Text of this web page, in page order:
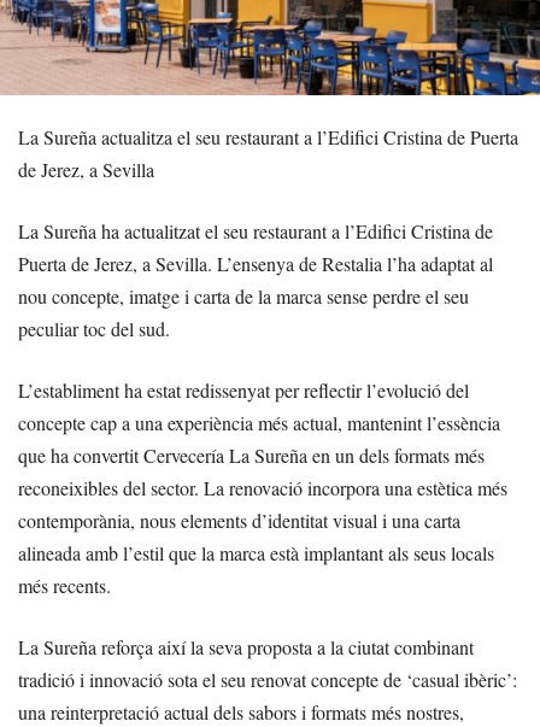
La Sureña actualitza el seu restaurant a l’Edifici Cristina de Puerta
de Jerez, a Sevilla
La Sureña ha actualitzat el seu restaurant a l’Edifici Cristina de
Puerta de Jerez, a Sevilla. L’ensenya de Restalia l’ha adaptat al
nou concepte, imatge i carta de la marca sense perdre el seu
peculiar toc del sud.
L’establiment ha estat redissenyat per reflectir l’evolució del
concepte cap a una experiència més actual, mantenint l’essència
que ha convertit Cervecería La Sureña en un dels formats més
reconeixibles del sector. La renovació incorpora una estètica més
contemporània, nous elements d’identitat visual i una carta
alineada amb l’estil que la marca està implantant als seus locals
més recents.
La Sureña reforça així la seva proposta a la ciutat combinant
tradició i innovació sota el seu renovat concepte de ‘casual ibèric’:
una reinterpretació actual dels sabors i formats més nostres,